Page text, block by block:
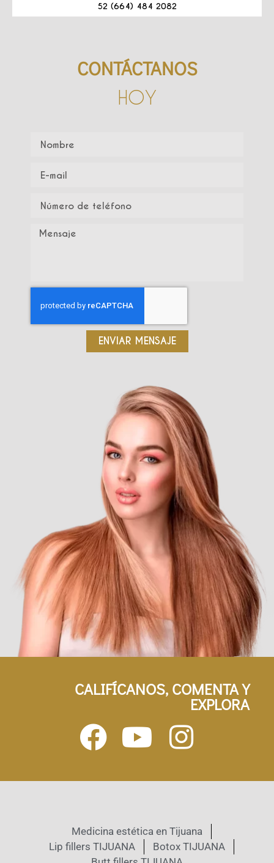
52 (664) 484 2082
CONTÁCTANOS
HOY
ENVIAR MENSAJE
CALIFÍCANOS, COMENTA Y
EXPLORA
Medicina estética en Tijuana
Lip fillers TIJUANA
Botox TIJUANA